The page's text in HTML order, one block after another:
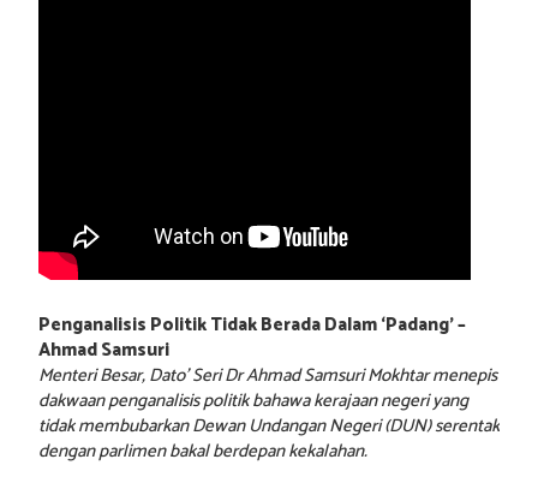
Penganalisis Politik Tidak Berada Dalam ‘Padang’ –
Ahmad Samsuri
Menteri Besar, Dato’ Seri Dr Ahmad Samsuri Mokhtar menepis
dakwaan penganalisis politik bahawa kerajaan negeri yang
tidak membubarkan Dewan Undangan Negeri (DUN) serentak
dengan parlimen bakal berdepan kekalahan.